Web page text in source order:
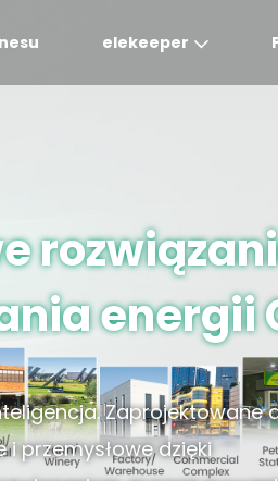
elekeeper
中文
English(AU)
energii
Zaprojektowane
przemysłowe dzięki